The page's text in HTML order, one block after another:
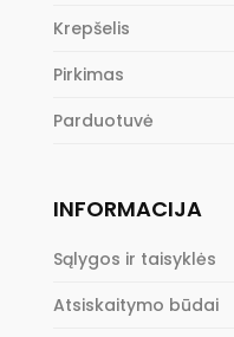
Krepšelis
Pirkimas
Parduotuvė
INFORMACIJA
Sąlygos ir taisyklės
Atsiskaitymo būdai